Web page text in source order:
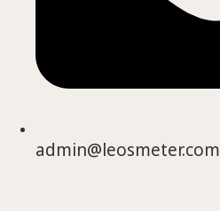
admin@leosmeter.com